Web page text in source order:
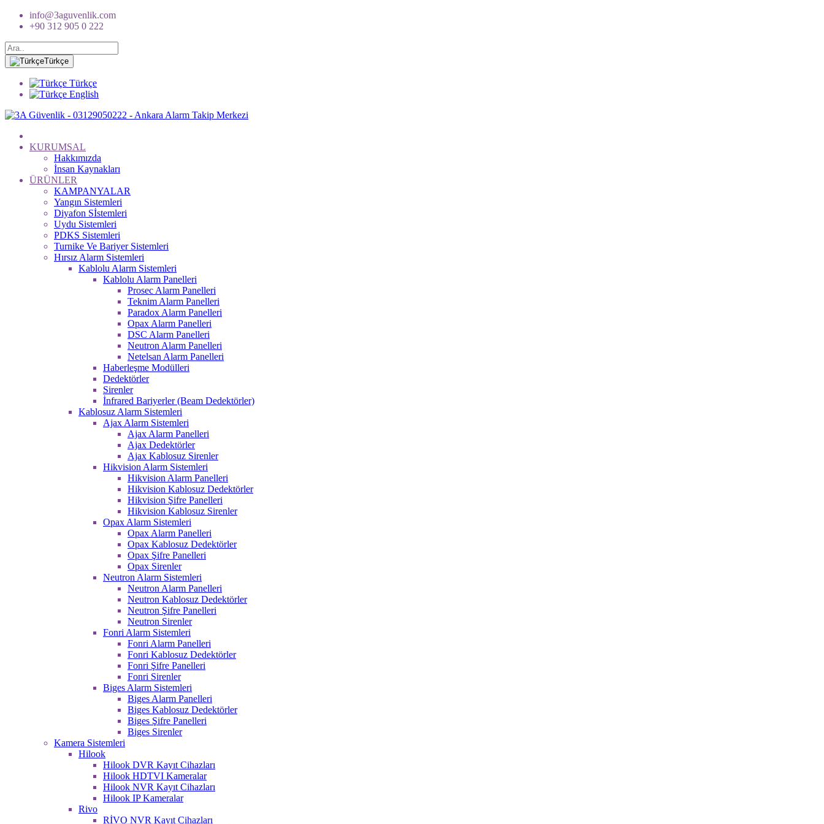
info@3aguvenlik.com
+90 312 905 0 222
Türkçe
Türkçe
English
KURUMSAL
Hakkımızda
İnsan Kaynakları
ÜRÜNLER
KAMPANYALAR
Yangın Sistemleri
Diyafon Sİstemleri
Uydu Sistemleri
PDKS Sistemleri
Turnike Ve Bariyer Sistemleri
Hırsız Alarm Sistemleri
Kablolu Alarm Sistemleri
Kablolu Alarm Panelleri
Prosec Alarm Panelleri
Teknim Alarm Panelleri
Paradox Alarm Panelleri
Opax Alarm Panelleri
DSC Alarm Panelleri
Neutron Alarm Panelleri
Netelsan Alarm Panelleri
Haberleşme Modülleri
Dedektörler
Sirenler
İnfrared Bariyerler (Beam Dedektörler)
Kablosuz Alarm Sistemleri
Ajax Alarm Sistemleri
Ajax Alarm Panelleri
Ajax Dedektörler
Ajax Kablosuz Sirenler
Hikvision Alarm Sistemleri
Hikvision Alarm Panelleri
Hikvision Kablosuz Dedektörler
Hikvision Şifre Panelleri
Hikvision Kablosuz Sirenler
Opax Alarm Sistemleri
Opax Alarm Panelleri
Opax Kablosuz Dedektörler
Opax Şifre Panelleri
Opax Sirenler
Neutron Alarm Sistemleri
Neutron Alarm Panelleri
Neutron Kablosuz Dedektörler
Neutron Şifre Panelleri
Neutron Sirenler
Fonri Alarm Sistemleri
Fonri Alarm Panelleri
Fonri Kablosuz Dedektörler
Fonri Şifre Panelleri
Fonri Sirenler
Biges Alarm Sistemleri
Biges Alarm Panelleri
Biges Kablosuz Dedektörler
Biges Şifre Panelleri
Biges Sirenler
Kamera Sistemleri
Hilook
Hilook DVR Kayıt Cihazları
Hilook HDTVI Kameralar
Hilook NVR Kayıt Cihazları
Hilook IP Kameralar
Rivo
RİVO NVR Kayıt Cihazları